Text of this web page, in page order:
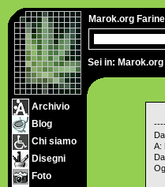
Sei in: Marok.org
Marok.org
Archivio
Blog
Chi siamo
Disegni
Foto
A: